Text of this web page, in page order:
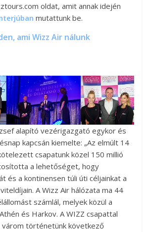
oldat, amit annak idején
mutattunk be.
ami Wizz Air nálunk
alapító vezérigazgató egykor és
kapcsán kiemelte: „Az elmúlt 14
csapatunk közel 150 millió
a lehetőséget, hogy
és a kontinensen túli úti céljainkat a
A Wizz Air hálózata ma 44
számlál, melyek közül a
és Harkov. A WIZZ csapattal
történetünk következő